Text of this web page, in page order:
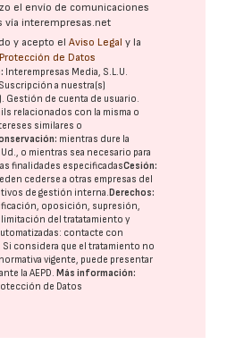
el envío de comunicaciones
vía interempresas.net
y acepto elAviso Legal y la
de Datos
Interempresas Media, S.L.U.
Suscripción a nuestra(s)
Gestión de cuenta de usuario.
relacionados con la misma o
similares o
mientras dure la
o mientras sea necesario para
las finalidades especificadasCesión:
cederse a otras empresas del
de gestión interna. Derechos:
oposición, supresión,
del tratatamiento y
contacte con
. Si considera que el tratamiento no
vigente, puede presentar
laAEPD. Más información:
de Datos